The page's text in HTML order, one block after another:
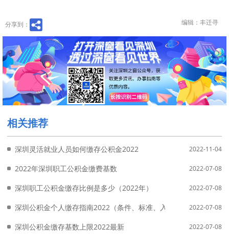
分享到： 编辑：丰迁寻
相关推荐
深圳灵活就业人员如何缴存公积金2022 2022-11-04
2022年深圳职工公积金缴费基数 2022-07-08
深圳职工公积金缴存比例是多少（2022年） 2022-07-08
深圳公积金个人缴存指南2022（条件、标准、入口、流程）2022-07-08
深圳公积金缴存基数上限2022最新 2022-07-08